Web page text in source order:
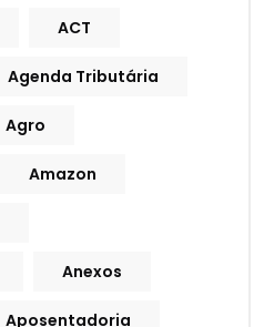
ACT
Agenda Tributária
Agro
Amazon
Anexos
Aposentadoria